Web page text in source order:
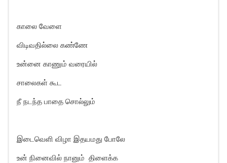
காலை வேளை
விடிவதில்லை கண்ணே
உன்னை காணும் வரையில்
சாலைகள் கூட
நீ நடந்த பாதை சொல்லும்
இடைவெளி விழா இதயமது போலே
உன் நினைவில் நானும் திளைக்க